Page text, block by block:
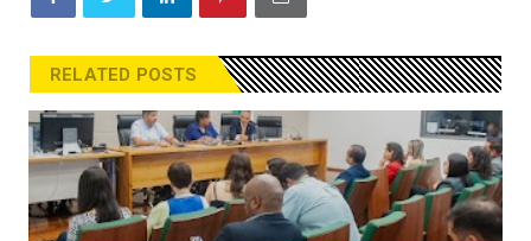
RELATED POSTS